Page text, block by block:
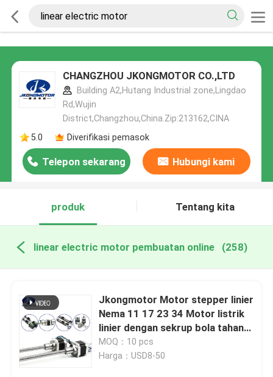
CHANGZHOU JKONGMOTOR CO.,LTD
Building A2,Hutang Industrial zone,Lingdao
Rd,Wujin
District,Changzhou,China.Zip:213162,CINA
5.0
Diverifikasi pemasok
Telepon sekarang Hubungi kami
produk Tentang kita
linear electric motor pembuatan online (258)
Jkongmotor Motor stepper linier
Nema 11 17 23 34 Motor listrik
linier dengan sekrup bola tahan
lama
MOQ：10 pcs
Harga：USD8-50